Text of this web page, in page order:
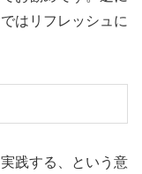
はリフレッシュに
践する、という意